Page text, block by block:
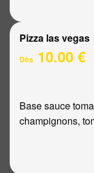
Pizza las vegas
Dès 10.00 €
Base sauce
champignons,